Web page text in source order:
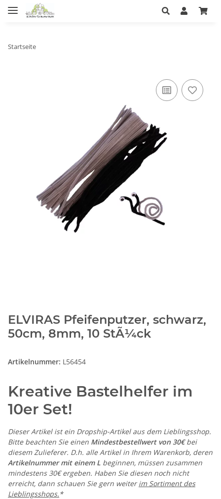
Startseite
ELVIRAS Pfeifenputzer, schwarz,
50cm, 8mm, 10 StÃ¼ck
Artikelnummer: L56454
Kreative Bastelhelfer im
10er Set!
Dieser Artikel ist ein Dropship-Artikel aus dem Lieblingsshop.
Bitte beachten Sie einen Mindestbestellwert von 30€bei
diesem Zulieferer. D.h. alle Artikel in Ihrem Warenkorb, deren
Artikelnummer mit einem L beginnen, müssen zusammen
mindestens 30€ ergeben. Haben Sie diesen noch nicht
erreicht, dann schauen Sie gern weiterim Sortiment des
Lieblingsshops.*